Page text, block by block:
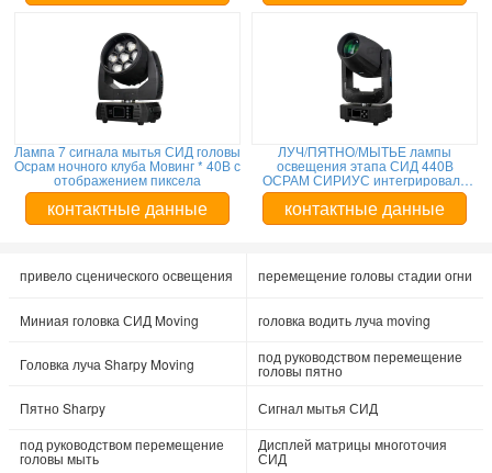
Лампа 7 сигнала мытья СИД головы
Осрам ночного клуба Мовинг * 40В с
отображением пиксела
контактные данные
ЛУЧ/ПЯТНО/МЫТЬЕ лампы
освещения этапа СИД 440В
ОСРАМ СИРИУС интегрировали
Мовинг голову
контактные данные
привело сценического освещения перемещение головы стадии огни
Миниая головка СИД Moving головка водить луча moving
Головка луча Sharpy Moving под руководством перемещение
головы пятно
Пятно Sharpy
Сигнал мытья СИД
под руководством перемещение
головы мыть
Дисплей матрицы многоточия
СИД